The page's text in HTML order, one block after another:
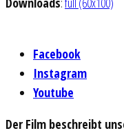
Facebook
Instagram
Youtube
Der Film beschreibt